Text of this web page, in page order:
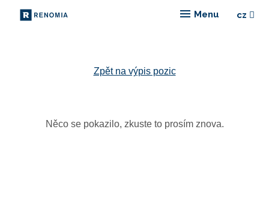
Menu cz
Zpět na výpis pozic
Něco se pokazilo, zkuste to prosím znova.